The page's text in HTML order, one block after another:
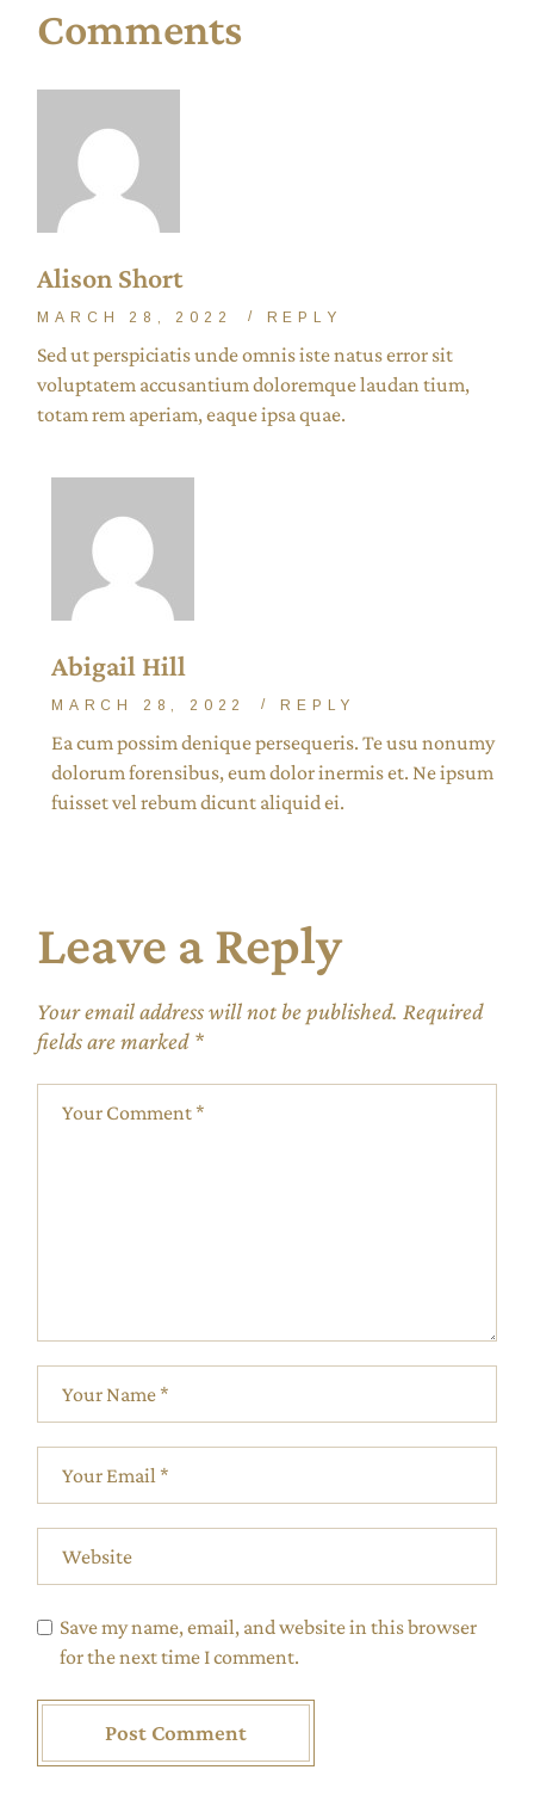
Comments
Alison Short
MARCH 28, 2022 REPLY
Sed ut perspiciatis unde omnis iste natus error sit
voluptatem accusantium doloremque laudan tium,
totam rem aperiam, eaque ipsa quae.
Abigail Hill
MARCH 28, 2022 REPLY
Ea cum possim denique persequeris. Te usu nonumy
dolorum forensibus, eum dolor inermis et. Ne ipsum
fuisset vel rebum dicunt aliquid ei.
Leave a Reply
Your email address will not be published. Required
fields are marked *
Save my name, email, and website in this browser
for the next time I comment.
Post Comment